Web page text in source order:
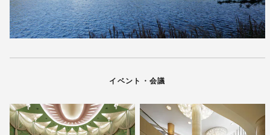
イベント・会議